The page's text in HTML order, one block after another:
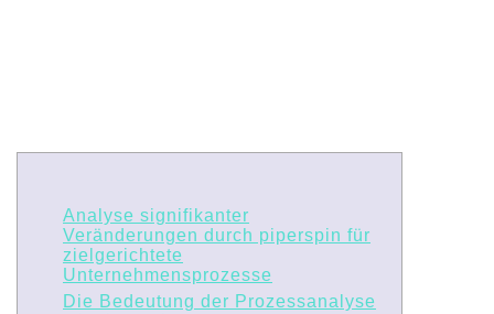
Analyse signifikanter
Veränderungen durch piperspin für
zielgerichtete
Unternehmensprozesse
Die Bedeutung der Prozessanalyse